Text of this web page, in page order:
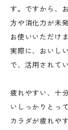
す。ですから、
方や消化力が未
お使いいただけま
実際に、おいし
で、活用されて
疲れやすい、十
いしっかりとっ
カラダが疲れや